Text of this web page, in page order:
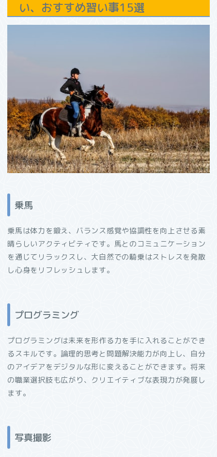
い、おすすめ習い事15選
乗馬
乗馬は体力を鍛え、バランス感覚や協調性を向上させる素
晴らしいアクティビティです。馬とのコミュニケーション
を通じてリラックスし、大自然での騎乗はストレスを発散
し心身をリフレッシュします。
プログラミング
プログラミングは未来を形作る力を手に入れることができ
るスキルです。論理的思考と問題解決能力が向上し、自分
のアイデアをデジタルな形に変えることができます。将来
の職業選択肢も広がり、クリエイティブな表現力が発展し
ます。
写真撮影